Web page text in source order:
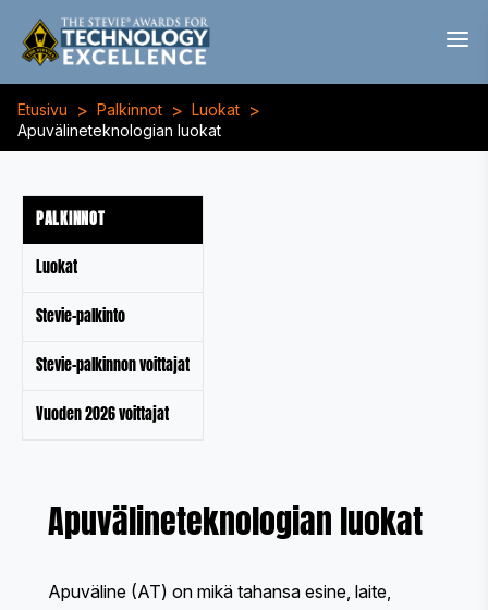
Etusivu > Palkinnot > Luokat >
Apuvälineteknologian luokat
PALKINNOT
Luokat
Stevie-palkinto
Stevie-palkinnon voittajat
Vuoden 2026 voittajat
Apuvälineteknologian luokat
Apuväline (AT) on mikä tahansa esine, laite,